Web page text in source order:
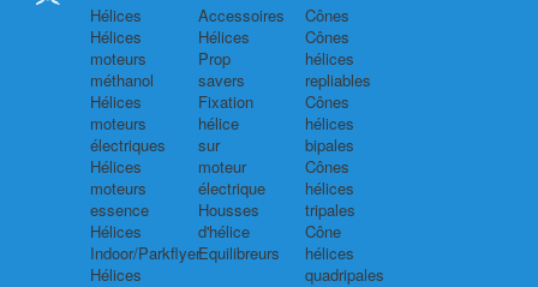
Hélices
Hélices
moteurs
méthanol
Hélices
moteurs
électriques
Hélices
moteurs
essence
Hélices
Indoor/Parkflyer
Hélices
Accessoires
Hélices
Prop
savers
Fixation
hélice
sur
moteur
électrique
Housses
d'hélice
Equilibreurs
Cônes
Cônes
hélices
repliables
Cônes
hélices
bipales
Cônes
hélices
tripales
Cône
hélices
quadripales